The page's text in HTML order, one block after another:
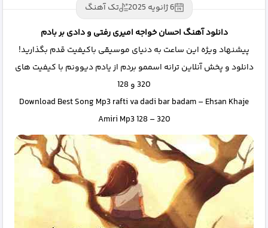
6 ژانویه 2025
تک آهنگ
دانلود آهنگ احسان خواجه امیری رفتی و دادی بر بادم
پیشنهاد ویژه این ساعت به دنیای موسیقی باکیفیت قدم بگذارید!
دانلود و پخش آنلاین ترانه اسممو بردم از یادم دیوونم با کیفیت های
320 و 128
Download Best Song Mp3 rafti va dadi bar badam – Ehsan Khaje
Amiri Mp3 128 – 320